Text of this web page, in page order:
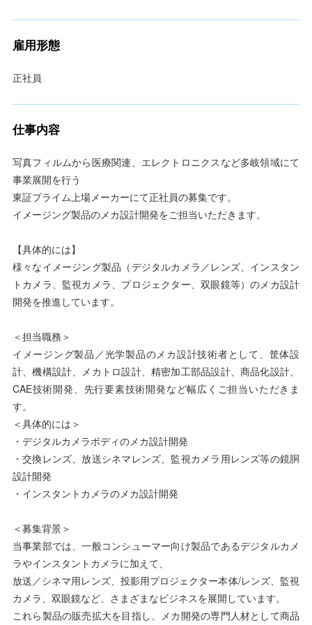
雇用形態
正社員
仕事内容
写真フィルムから医療関連、エレクトロニクスなど多岐領域にて
事業展開を行う
東証プライム上場メーカーにて正社員の募集です。
イメージング製品のメカ設計開発をご担当いただきます。
【具体的には】
様々なイメージング製品（デジタルカメラ／レンズ、インスタン
トカメラ、監視カメラ、プロジェクター、双眼鏡等）のメカ設計
開発を推進しています。
＜担当職務＞
イメージング製品／光学製品のメカ設計技術者として、筐体設
計、機構設計、メカトロ設計、精密加工部品設計、商品化設計、
CAE技術開発、先行要素技術開発など幅広くご担当いただきま
す。
＜具体的には＞
・デジタルカメラボディのメカ設計開発
・交換レンズ、放送シネマレンズ、監視カメラ用レンズ等の鏡胴
設計開発
・インスタントカメラのメカ設計開発
＜募集背景＞
当事業部では、一般コンシューマー向け製品であるデジタルカメ
ラやインスタントカメラに加えて、
放送／シネマ用レンズ、投影用プロジェクター本体/レンズ、監視
カメラ、双眼鏡など、さまざまなビジネスを展開しています。
これら製品の販売拡大を目指し、メカ開発の専門人材として商品